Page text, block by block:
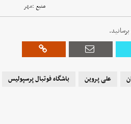
منبع :مهر
علی پروین باشگاه فوتبال پرسپولیس